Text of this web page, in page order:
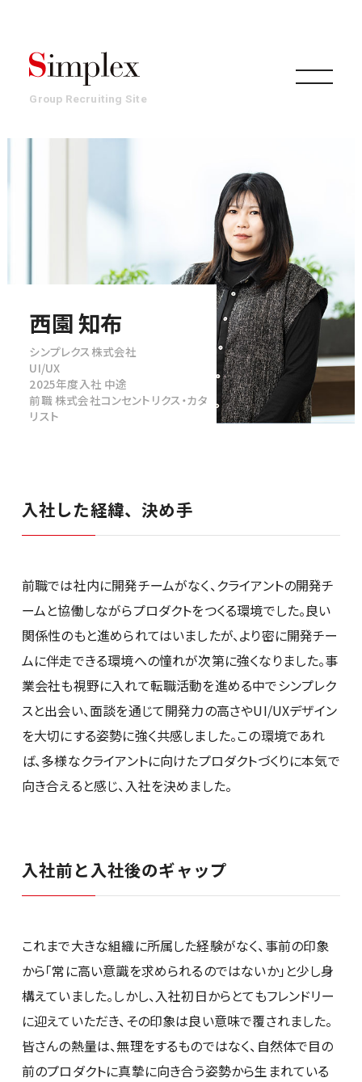
環境・制度
社員紹介
新卒採用 キャリア採用
28卒
Group Recruiting Site
西園 知布
シンプレクス株式会社
UI/UX
2025年度入社 中途
前職 株式会社コンセントリクス・カタ
リスト
入社した経緯、決め手
前職では社内に開発チームがなく、クライアントの開発チ
ームと協働しながらプロダクトをつくる環境でした。良い
関係性のもと進められてはいましたが、より密に開発チー
ムに伴走できる環境への憧れが次第に強くなりました。事
業会社も視野に入れて転職活動を進める中でシンプレク
スと出会い、面談を通じて開発力の高さやUI/UXデザイン
を大切にする姿勢に強く共感しました。この環境であれ
ば、多様なクライアントに向けたプロダクトづくりに本気で
向き合えると感じ、入社を決めました。
入社前と入社後のギャップ
これまで大きな組織に所属した経験がなく、事前の印象
から「常に高い意識を求められるのではないか」と少し身
構えていました。しかし、入社初日からとてもフレンドリー
に迎えていただき、その印象は良い意味で覆されました。
皆さんの熱量は、無理をするものではなく、自然体で目の
前のプロダクトに真摯に向き合う姿勢から生まれている